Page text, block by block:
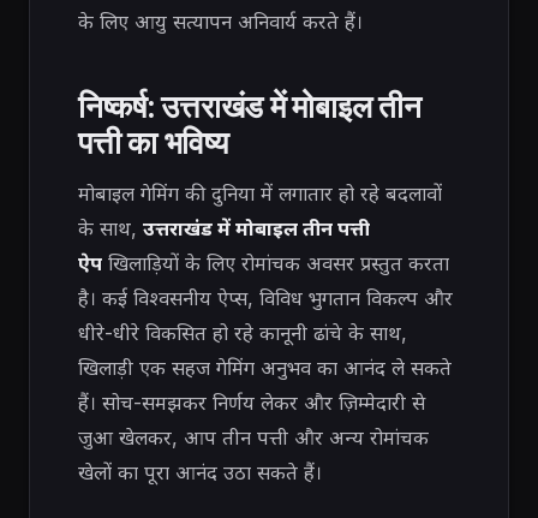
के लिए आयु सत्यापन अनिवार्य करते हैं।
निष्कर्ष: उत्तराखंड में मोबाइल तीन
पत्ती का भविष्य
मोबाइल गेमिंग की दुनिया में लगातार हो रहे बदलावों
के साथ, उत्तराखंड में मोबाइल तीन पत्ती
ऐप खिलाड़ियों के लिए रोमांचक अवसर प्रस्तुत करता
है। कई विश्वसनीय ऐप्स, विविध भुगतान विकल्प और
धीरे-धीरे विकसित हो रहे कानूनी ढांचे के साथ,
खिलाड़ी एक सहज गेमिंग अनुभव का आनंद ले सकते
हैं। सोच-समझकर निर्णय लेकर और ज़िम्मेदारी से
जुआ खेलकर, आप तीन पत्ती और अन्य रोमांचक
खेलों का पूरा आनंद उठा सकते हैं।